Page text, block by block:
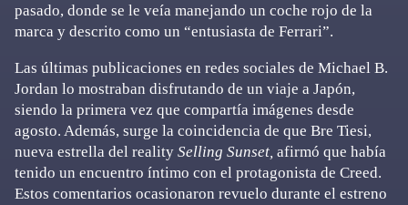
pasado, donde se le veía manejando un coche rojo de la
marca y descrito como un “entusiasta de Ferrari”.
Las últimas publicaciones en redes sociales de Michael B.
Jordan lo mostraban disfrutando de un viaje a Japón,
siendo la primera vez que compartía imágenes desde
agosto. Además, surge la coincidencia de que Bre Tiesi,
nueva estrella del reality Selling Sunset, afirmó que había
tenido un encuentro íntimo con el protagonista de Creed.
Estos comentarios ocasionaron revuelo durante el estreno